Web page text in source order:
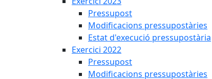
Pressupost
Modificacions pressupostàries
Estat d'execució pressupostària
Exercici 2022
Pressupost
Modificacions pressupostàries